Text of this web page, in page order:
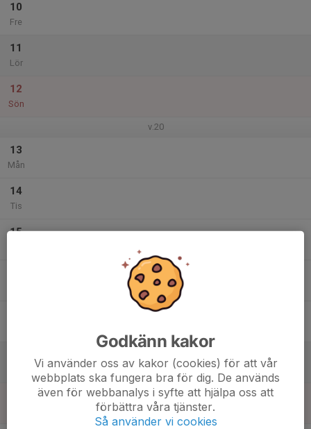
10
Fre
11
Lör
12
Sön
v.20
13
Mån
14
Tis
15
Godkänn kakor
Vi använder oss av kakor (cookies) för att vår
webbplats ska fungera bra för dig. De används
även för webbanalys i syfte att hjälpa oss att
förbättra våra tjänster.
Så använder vi cookies